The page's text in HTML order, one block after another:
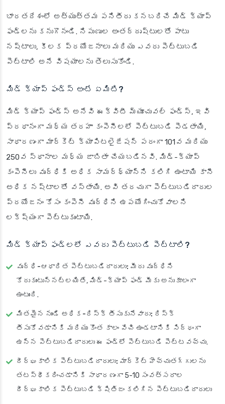
భారతదేశంలో అత్యుత్తమ పనితీరు కనబరిచే మిడ్ క్యాప్
ఫండ్‌లను కనుగొనండి. నిపుణుల అంతర్దృష్టులతో పాటు
నష్టాలు, కీలక ప్రయోజనాలు మరియు ఎవరు పెట్టుబడి
పెట్టాలి అనే విషయాలను తెలుసుకోండి.
మిడ్ క్యాప్ ఫండ్స్ అంటే ఏమిటి?
మిడ్ క్యాప్ ఫండ్స్ అనేవి ఈక్విటీ మ్యూచువల్ ఫండ్స్, ఇవి
ప్రధానంగా మధ్య తరహా కంపెనీలలో పెట్టుబడి పెడతాయి,
సాధారణంగా మార్కెట్ క్యాపిటలైజేషన్ పరంగా 101వ మరియు
250వ స్థానాల మధ్య జాబితా చేయబడినవి. మిడ్-క్యాప్
కంపెనీలు వృద్ధికి అధిక సామర్థ్యాన్ని కలిగి ఉంటాయి కానీ
అధిక నష్టాలతో వస్తాయి. అవి తరచుగా పెట్టుబడిదారుల
ప్రయోజనం కోసం కంపెనీ వృద్ధిని ఉపయోగించుకోవాలని
లక్ష్యంగా పెట్టుకుంటాయి.
మిడ్ క్యాప్ ఫండ్లలో ఎవరు పెట్టుబడి పెట్టాలి?
వృద్ధి-ఆధారిత పెట్టుబడిదారులు: మీరు వృద్ధిని
కోరుకుంటున్నట్లయితే, మిడ్-క్యాప్ ఫండ్ మీకు అనుకూలంగా
ఉంటుంది.
మితమైన నుండి అధిక-రిస్క్ తీసుకునేవారు: రిస్క్
తీసుకోవడానికి మరియు కొంత కాలం వేచి ఉండటానికి సిద్ధంగా
ఉన్న పెట్టుబడిదారులు ఈ ఫండ్‌లో పెట్టుబడి పెట్టవచ్చు.
దీర్ఘకాలిక పెట్టుబడిదారులు: మార్కెట్ హెచ్చుతగ్గులను
తటస్థీకరించడానికి సాధారణంగా 5-10 సంవత్సరాల
దీర్ఘకాలిక పెట్టుబడి క్షితిజం కలిగిన పెట్టుబడిదారులు